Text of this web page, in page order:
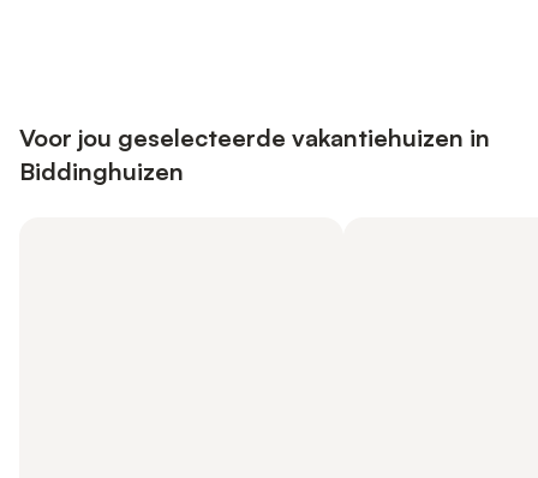
Voor jou geselecteerde vakantiehuizen in
Biddinghuizen